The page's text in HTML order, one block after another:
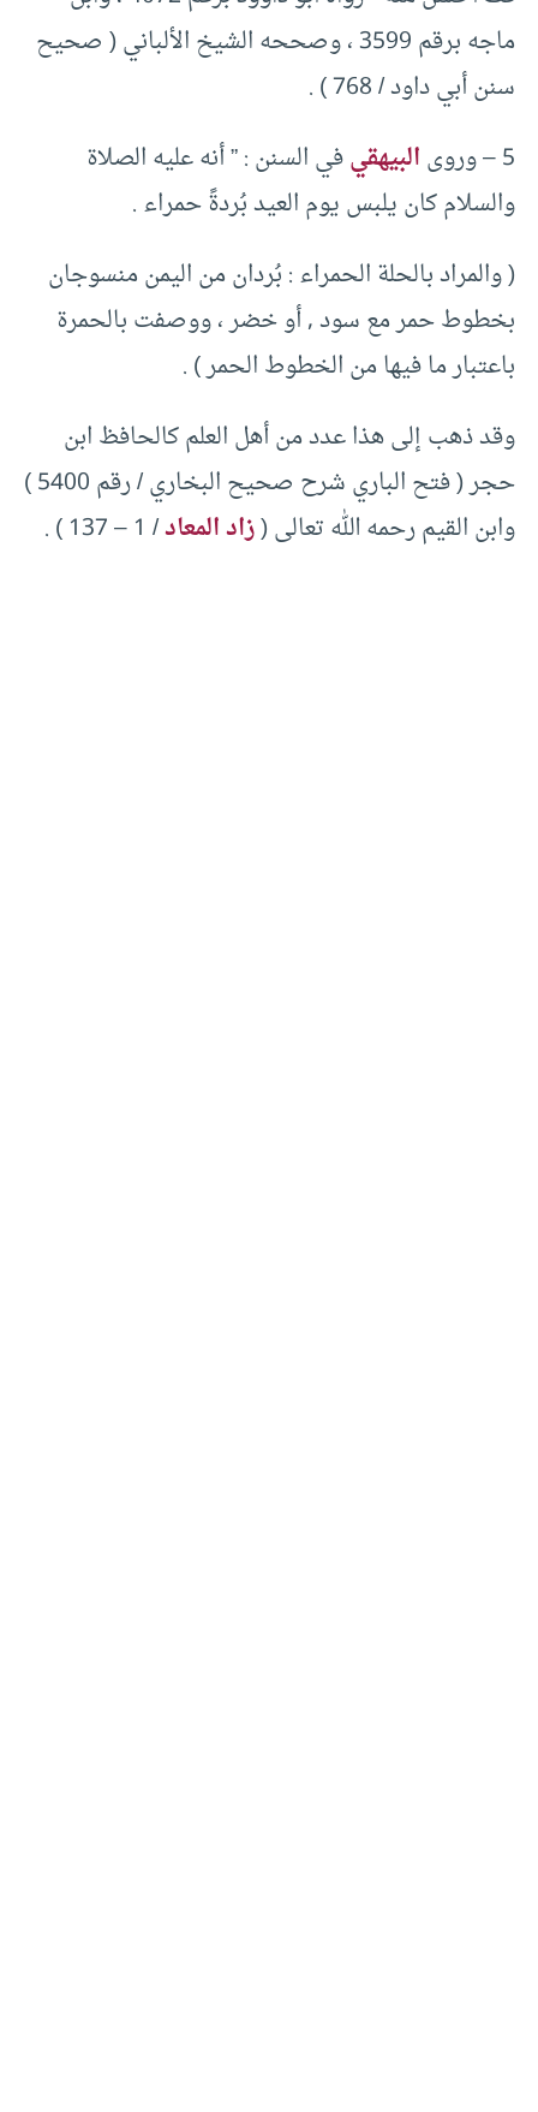
ماجه برقم 3599 ، وصححه الشيخ الألباني ( صحيح
سنن أبي داود / 768 ) .
5 – وروى
البيهقيفي السنن : ” أنه عليه الصلاة
والسلام كان يلبس يوم العيد بُردةً حمراء .
( والمراد بالحلة الحمراء : بُردان من اليمن منسوجان
بخطوط حمر مع سود , أو خضر ، ووصفت بالحمرة
باعتبار ما فيها من الخطوط الحمر ) .
وقد ذهب إلى هذا عدد من أهل العلم كالحافظ ابن
حجر ( فتح الباري شرح صحيح البخاري / رقم 5400 )
وابن القيم رحمه الله تعالى (زاد المعاد/ 1 – 137 ) .